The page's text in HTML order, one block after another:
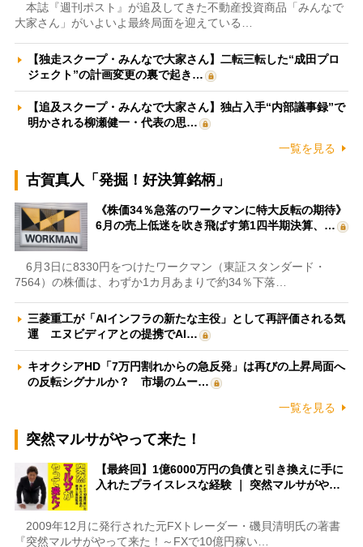
本誌『週刊ポスト』が追及してきた不動産投資商品「みんなで
大家さん」がいよいよ最終局面を迎えている…
【独走スクープ・みんなで大家さん】二転三転した“成田プロ
ジェクト”の計画変更の裏で起き…
【追及スクープ・みんなで大家さん】独占入手“内部議事録”で
明かされる柳瀬健一・代表の思…
一覧を見る
古賀真人「発掘！好決算銘柄」
《株価34％急落のワークマンに特大反転の期待》
6月の売上低迷を吹き飛ばす第1四半期決算、…
6月3日に8330円をつけたワークマン（東証スタンダード・
7564）の株価は、わずか1カ月あまりで約34％下落…
三菱重工が「AIインフラの新たな主役」として再評価される気
運 エヌビディアとの提携でAI…
キオクシアHD「7万円割れからの急反発」は再びの上昇局面へ
の反転シグナルか？ 市場のムー…
一覧を見る
突然マルサがやって来た！
【最終回】1億6000万円の負債と引き換えに手に
入れたプライスレスな経験 ｜ 突然マルサがや…
2009年12月に発行された元FXトレーダー・磯貝清明氏の著書
『突然マルサがやって来た！～FXで10億円稼い…